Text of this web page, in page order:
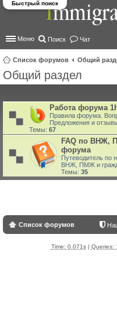
Меню Поиск Чат
Список форумов
Общий
Быстрый поиск
Общий раздел
Работа форума
Правила форума.
Предложения и
Темы: 67
FAQ по ВНЖ,
форума
Путеводитель по
ВНЖ, ПМЖ и
Темы: 35
Список форумов
Time: 0.071s| Queries: